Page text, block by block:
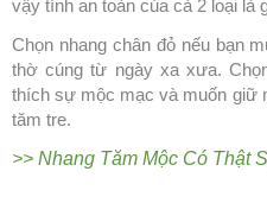
vậy tính an toàn của cả 2 loại là
Chọn nhang chân đỏ nếu bạn
thờ cúng từ ngày xa xưa.
thích sự mộc mạc và muốn giữ
tăm tre.
>> Nhang Tăm Mộc Có Thật